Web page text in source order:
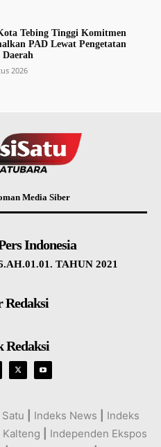
Tebing Tinggi Komitmen
PAD Lewat Pengetatan
2026
Media Siber
Indonesia
TAHUN 2021
Redaksi
Indeks News
Indeks
Independen Ekspos